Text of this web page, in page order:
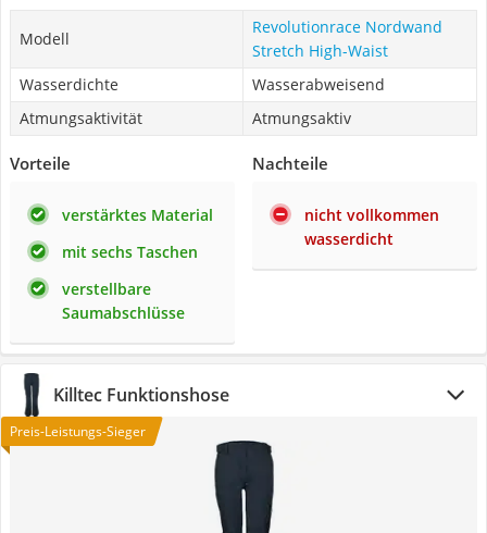
Modell
Revolutionrace Nordwand
Stretch High-Waist
Wasserdichte
Wasserabweisend
Atmungsaktivität
Atmungsaktiv
Vorteile
verstärktes Material
mit sechs Taschen
verstellbare
Saumabschlüsse
Nachteile
nicht vollkommen
wasserdicht
Killtec Funktionshose
Preis-Leistungs-Sieger